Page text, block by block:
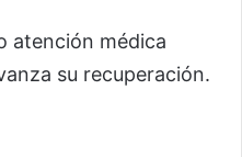
atención médica
su recuperación.